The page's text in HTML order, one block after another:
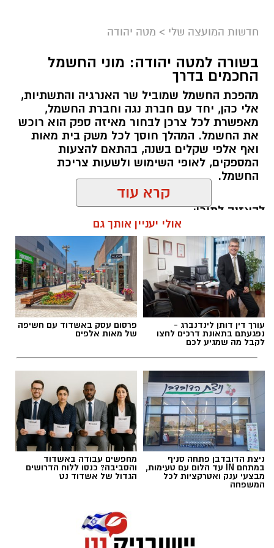
חדשות המועצה שלי > מטה יהודה
בשורה למטה יהודה: מוני החשמל
החכמים בדרך
מהפכת החשמל שמוביל שר האנרגיה והתשתיות,
אלי כהן, יחד עם חברת נגה וחברת החשמל,
מאפשרת לכל צרכן לבחור מאיזה ספק הוא רוכש
את החשמל. המהלך חוסך לכל משק בית מאות
ואף אלפי שקלים בשנה, בהתאם להצעות
המספקים, לאופי השימוש ולשעות צריכת
החשמל.
להאזנה לתוכן:
אלדה נתנאל / 18:18 05.08.26
תגים:בשורה למטה יהודה: מוני החשמל החכמים
בדרך
קרא עוד
אולי יעניין אותך גם
עורך דין דותן לינדנברג -
נפגעתם בתאונת דרכים לחצו
לקבל מה שמגיע לכם
פרסום עסק באשדוד עם חשיפה
של מאות אלפים
ניצת הדובדבן פתחה סניף
במתחם IN עד הלום עם טעימות,
מבצעי ענק ואטרקציות לכל
המשפחה
מחפשים עבודה באשדוד
והסביבה? כנסו ללוח הדרושים
הגדול של אשדוד נט